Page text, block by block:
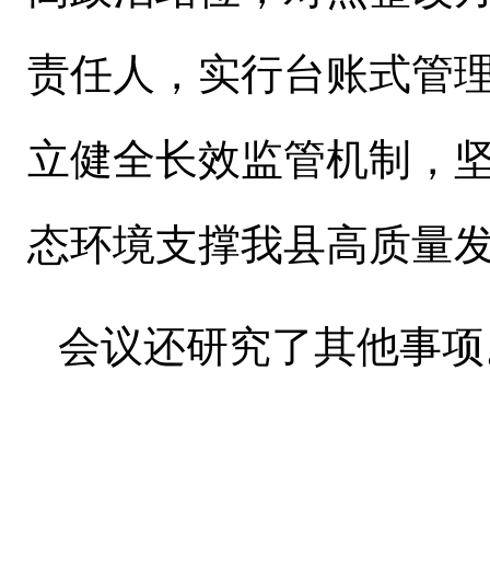
责任人，实行台账式管
立健全长效监管机制，
态环境支撑我县高质量
会议还研究了其他事